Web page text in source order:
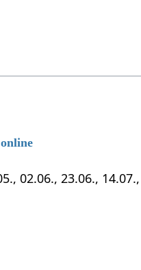
02.06., 23.06.,